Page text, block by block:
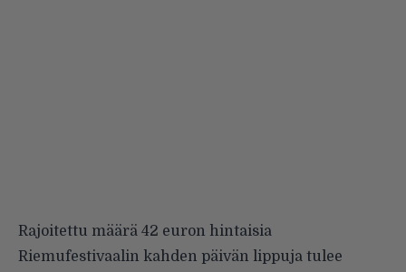
Rajoitettu määrä 42 euron hintaisia
Riemufestivaalin kahden päivän lippuja tulee